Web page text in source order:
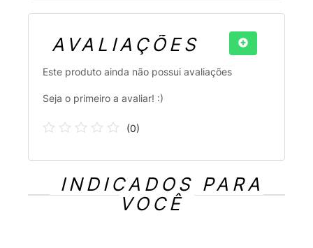
AVALIAÇÕES
Este produto ainda não possui avaliações
Seja o primeiro a avaliar! :)
(0)
INDICADOS PARA
VOCÊ